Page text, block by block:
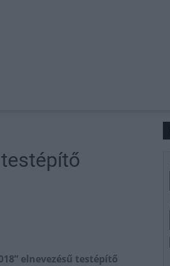
elnevezésű testépítő